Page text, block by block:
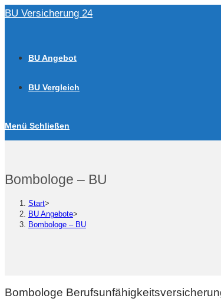
Zum
BU Versicherung 24
BU Angebot
BU Vergleich
Menü Schließen
Bombologe – BU
Start>
BU Angebote>
Bombologe – BU
Bombologe